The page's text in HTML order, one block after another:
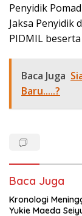
Penyidik
Jaksa Penyidik
PIDMIL
Baca Juga
Baru.....?
Baca Juga
Kronologi
Yukie Maeda